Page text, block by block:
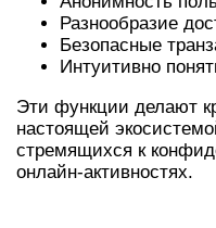
Разнообразие
Безопасные
Интуитивно
Эти функции делают
настоящей
стремящихся к
онлайн-активностях.